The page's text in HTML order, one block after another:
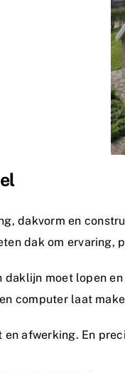
dakvorm en
dak om ervaring,
moet lopen
computer laat
afwerking. En